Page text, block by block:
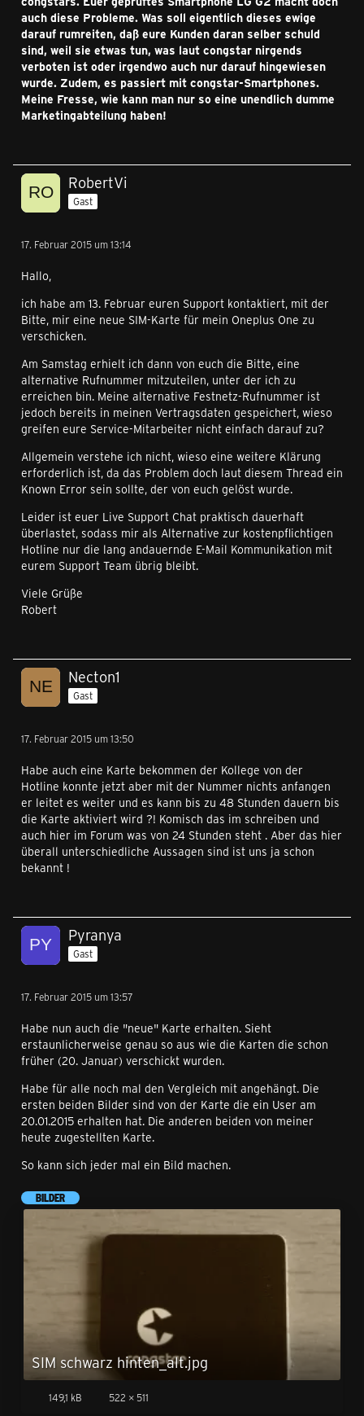
auch diese Probleme. Was soll eigentlich dieses ewige
darauf rumreiten, daß eure Kunden daran selber schuld
sind, weil sie etwas tun, was laut congstar nirgends
verboten ist oder irgendwo auch nur darauf hingewiesen
wurde. Zudem, es passiert mit congstar-Smartphones.
Meine Fresse, wie kann man nur so eine unendlich dumme
Marketingabteilung haben!
RobertVi
Gast
17. Februar 2015 um 13:14
Hallo,
ich habe am 13. Februar euren Support kontaktiert, mit der
Bitte, mir eine neue SIM-Karte für mein Oneplus One zu
verschicken.
Am Samstag erhielt ich dann von euch die Bitte, eine
alternative Rufnummer mitzuteilen, unter der ich zu
erreichen bin. Meine alternative Festnetz-Rufnummer ist
jedoch bereits in meinen Vertragsdaten gespeichert, wieso
greifen eure Service-Mitarbeiter nicht einfach darauf zu?
Allgemein verstehe ich nicht, wieso eine weitere Klärung
erforderlich ist, da das Problem doch laut diesem Thread ein
Known Error sein sollte, der von euch gelöst wurde.
Leider ist euer Live Support Chat praktisch dauerhaft
überlastet, sodass mir als Alternative zur kostenpflichtigen
Hotline nur die lang andauernde E-Mail Kommunikation mit
eurem Support Team übrig bleibt.
Viele Grüße
Robert
Necton1
Gast
17. Februar 2015 um 13:50
Habe auch eine Karte bekommen der Kollege von der
Hotline konnte jetzt aber mit der Nummer nichts anfangen
er leitet es weiter und es kann bis zu 48 Stunden dauern bis
die Karte aktiviert wird ?! Komisch das im schreiben und
auch hier im Forum was von 24 Stunden steht . Aber das hier
überall unterschiedliche Aussagen sind ist uns ja schon
bekannt !
Pyranya
Gast
17. Februar 2015 um 13:57
Habe nun auch die "neue" Karte erhalten. Sieht
erstaunlicherweise genau so aus wie die Karten die schon
früher (20. Januar) verschickt wurden.
Habe für alle noch mal den Vergleich mit angehängt. Die
ersten beiden Bilder sind von der Karte die ein User am
20.01.2015 erhalten hat. Die anderen beiden von meiner
heute zugestellten Karte.
So kann sich jeder mal ein Bild machen.
BILDER
SIM schwarz hinten_alt.jpg
149,1 kB 522 × 511